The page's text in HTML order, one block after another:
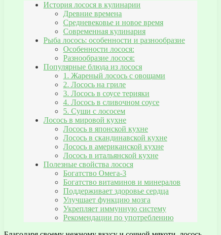
История лосося в кулинарии
Древние времена
Средневековье и новое время
Современная кулинария
Рыба лосось: особенности и разнообразие
Особенности лосося:
Разнообразие лосося:
Популярные блюда из лосося
1. Жареный лосось с овощами
2. Лосось на гриле
3. Лосось в соусе терияки
4. Лосось в сливочном соусе
5. Суши с лососем
Лосось в мировой кухне
Лосось в японской кухне
Лосось в скандинавской кухне
Лосось в американской кухне
Лосось в итальянской кухне
Полезные свойства лосося
Богатство Омега-3
Богатство витаминов и минералов
Поддерживает здоровье сердца
Улучшает функцию мозга
Укрепляет иммунную систему
Рекомендации по употреблению